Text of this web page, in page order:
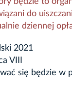
do
dziennej
2021
VIII
się będzie w